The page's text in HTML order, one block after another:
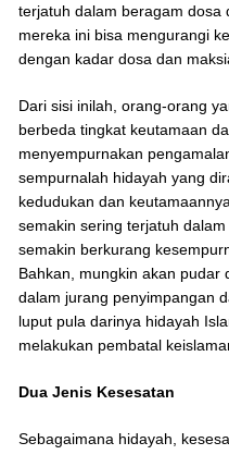
terjatuh dalam beragam dosa
mereka ini bisa mengurangi
dengan kadar dosa dan
Dari sisi inilah, orang-orang
berbeda tingkat keutamaan
menyempurnakan
sempurnalah hidayah yang
kedudukan dan
semakin sering terjatuh
semakin berkurang
Bahkan, mungkin akan pudar
dalam jurang penyimpangan
luput pula darinya hidayah
melakukan pembatal
Dua Jenis Kesesatan